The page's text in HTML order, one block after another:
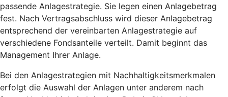
passende Anlagestrategie. Sie legen einen Anlagebetrag
fest. Nach Vertragsabschluss wird dieser Anlagebetrag
entsprechend der vereinbarten Anlagestrategie auf
verschiedene Fondsanteile verteilt. Damit beginnt das
Management Ihrer Anlage.
Bei den Anlagestrategien mit Nachhaltigkeitsmerkmalen
erfolgt die Auswahl der Anlagen unter anderem nach